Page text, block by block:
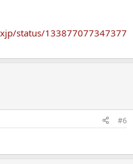
status/133877077347377
#6